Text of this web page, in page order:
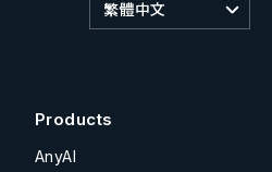
繁體中文
Products
AnyAI